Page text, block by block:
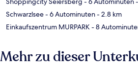
Schwarzlsee- 6 Autominuten- 2.8 km
Einkaufszentrum MURPARK- 8
Mehr zu dieser